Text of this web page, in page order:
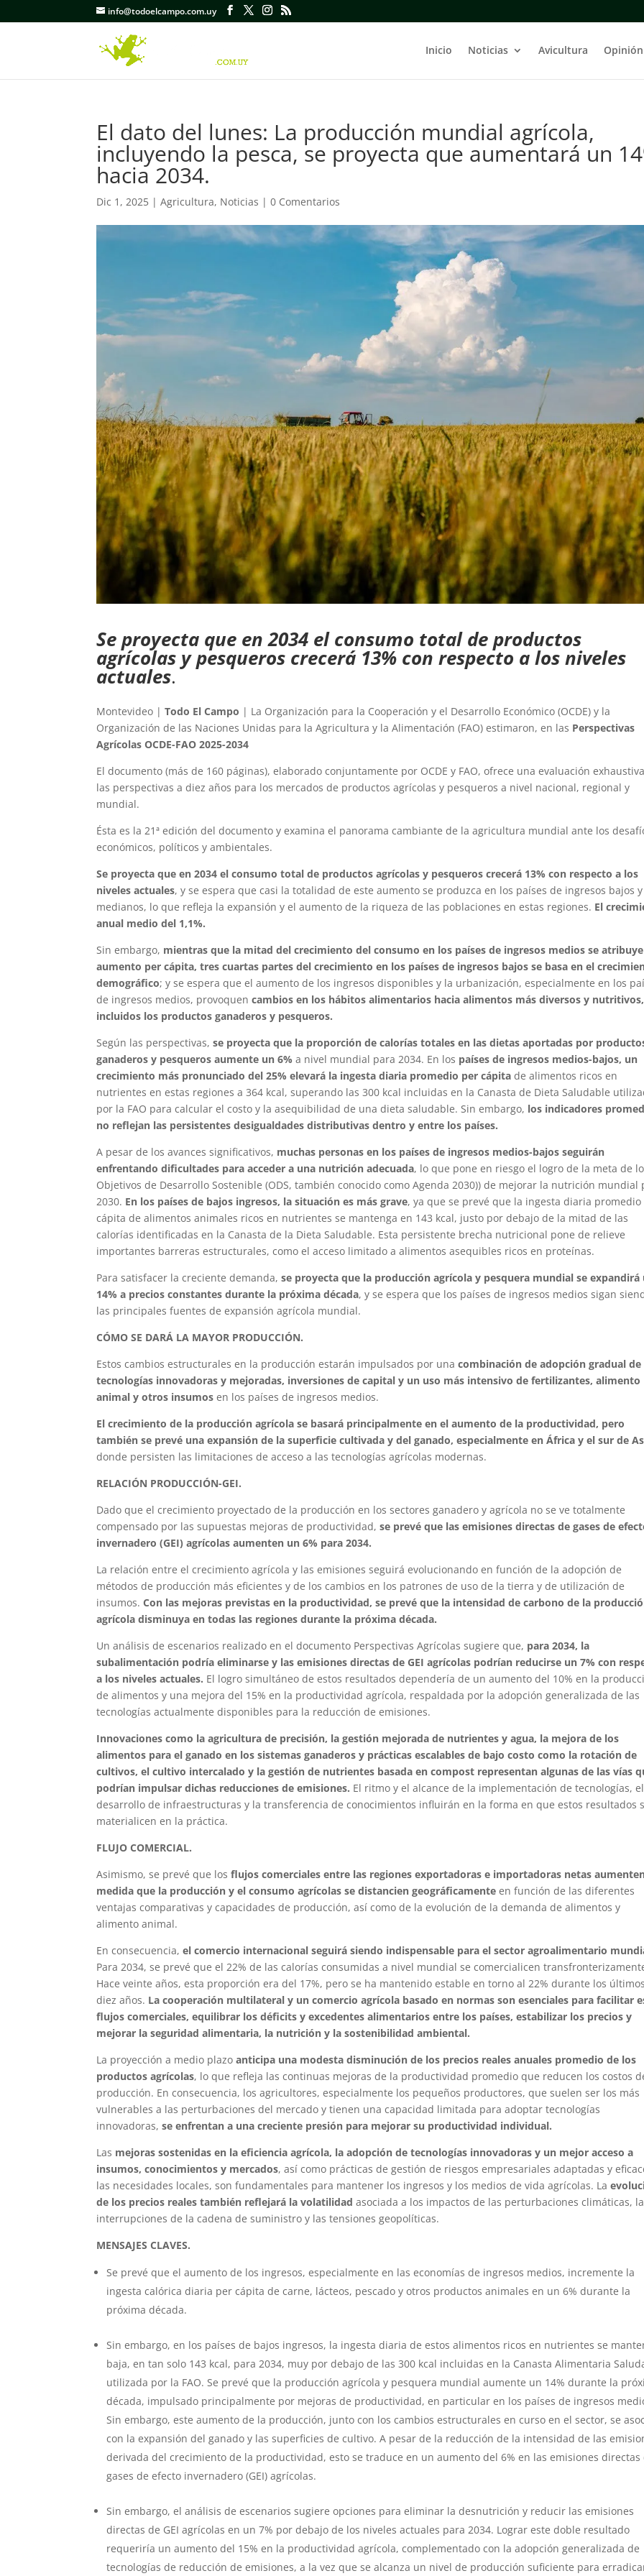
info@todoelcampo.com.uy
Inicio Noticias Avicultura Opinión
El dato del lunes: La producción mundial agrícola,
incluyendo la pesca, se proyecta que aumentará un
hacia 2034.
Dic 1, 2025 |Agricultura, Noticias |0 Comentarios
Se proyecta que en 2034 el consumo total de productos
agrícolas y pesqueros crecerá 13% con respecto a los niveles
actuales.
Montevideo |Todo El Campo | La Organización para la Cooperación y el Desarrollo Económico (OCDE) y la
Organización de las Naciones Unidas para la Agricultura y la Alimentación (FAO) estimaron, en las Perspectivas
Agrícolas OCDE-FAO 2025-2034
El documento (más de 160 páginas), elaborado conjuntamente por OCDE y FAO, ofrece una evaluación
las perspectivas a diez años para los mercados de productos agrícolas y pesqueros a nivel nacional, regional y
mundial.
Ésta es la 21ª edición del documento y examina el panorama cambiante de la agricultura mundial ante los
económicos, políticos y ambientales.
Se proyecta que en 2034 el consumo total de productos agrícolas y pesqueros crecerá 13% con respecto a los
niveles actuales, y se espera que casi la totalidad de este aumento se produzca en los países de ingresos bajos y
medianos, lo que refleja la expansión y el aumento de la riqueza de las poblaciones en estas regiones. El
anual medio del 1,1%.
Sin embargo, mientras que la mitad del crecimiento del consumo en los países de ingresos medios se
aumento per cápita, tres cuartas partes del crecimiento en los países de ingresos bajos se basa en el
demográfico; y se espera que el aumento de los ingresos disponibles y la urbanización, especialmente en los
de ingresos medios, provoquencambios en los hábitos alimentarios hacia alimentos más diversos y nutritivos,
incluidos los productos ganaderos y pesqueros.
Según las perspectivas,se proyecta que la proporción de calorías totales en las dietas aportadas por
ganaderos y pesqueros aumente un 6% a nivel mundial para 2034. En los países de ingresos medios-bajos, un
crecimiento más pronunciado del 25% elevará la ingesta diaria promedio per cápita de alimentos ricos en
nutrientes en estas regiones a 364 kcal, superando las 300 kcal incluidas en la Canasta de Dieta Saludable
por la FAO para calcular el costo y la asequibilidad de una dieta saludable. Sin embargo, los indicadores
no reflejan las persistentes desigualdades distributivas dentro y entre los países.
A pesar de los avances significativos, muchas personas en los países de ingresos medios-bajos seguirán
enfrentando dificultades para acceder a una nutrición adecuada, lo que pone en riesgo el logro de la meta de
Objetivos de Desarrollo Sostenible (ODS, también conocido como Agenda 2030)) de mejorar la nutrición mundial
2030. En los países de bajos ingresos, la situación es más grave, ya que se prevé que la ingesta diaria
cápita de alimentos animales ricos en nutrientes se mantenga en 143 kcal, justo por debajo de la mitad de las
calorías identificadas en la Canasta de la Dieta Saludable. Esta persistente brecha nutricional pone de relieve
importantes barreras estructurales, como el acceso limitado a alimentos asequibles ricos en proteínas.
Para satisfacer la creciente demanda,se proyecta que la producción agrícola y pesquera mundial se expandirá
14% a precios constantes durante la próxima década, y se espera que los países de ingresos medios sigan
las principales fuentes de expansión agrícola mundial.
CÓMO SE DARÁ LA MAYOR PRODUCCIÓN.
Estos cambios estructurales en la producción estarán impulsados ​​por unacombinación de adopción gradual de
tecnologías innovadoras y mejoradas, inversiones de capital y un uso más intensivo de fertilizantes, alimento
animal y otros insumos en los países de ingresos medios.
El crecimiento de la producción agrícola se basará principalmente en el aumento de la productividad, pero
también se prevé una expansión de la superficie cultivada y del ganado, especialmente en África y el sur de
donde persisten las limitaciones de acceso a las tecnologías agrícolas modernas.
RELACIÓN PRODUCCIÓN-GEI.
Dado que el crecimiento proyectado de la producción en los sectores ganadero y agrícola no se ve totalmente
compensado por las supuestas mejoras de productividad,se prevé que las emisiones directas de gases de
invernadero (GEI) agrícolas aumenten un 6% para 2034.
La relación entre el crecimiento agrícola y las emisiones seguirá evolucionando en función de la adopción de
métodos de producción más eficientes y de los cambios en los patrones de uso de la tierra y de utilización de
insumos.Con las mejoras previstas en la productividad, se prevé que la intensidad de carbono de la
agrícola disminuya en todas las regiones durante la próxima década.
Un análisis de escenarios realizado en el documento Perspectivas Agrícolas sugiere que, para 2034, la
subalimentación podría eliminarse y las emisiones directas de GEI agrícolas podrían reducirse un 7% con
a los niveles actuales. El logro simultáneo de estos resultados dependería de un aumento del 10% en la
de alimentos y una mejora del 15% en la productividad agrícola, respaldada por la adopción generalizada de las
tecnologías actualmente disponibles para la reducción de emisiones.
Innovaciones como la agricultura de precisión, la gestión mejorada de nutrientes y agua, la mejora de los
alimentos para el ganado en los sistemas ganaderos y prácticas escalables de bajo costo como la rotación de
cultivos, el cultivo intercalado y la gestión de nutrientes basada en compost representan algunas de las vías
podrían impulsar dichas reducciones de emisiones. El ritmo y el alcance de la implementación de tecnologías, el
desarrollo de infraestructuras y la transferencia de conocimientos influirán en la forma en que estos resultados
materialicen en la práctica.
FLUJO COMERCIAL.
Asimismo, se prevé que losflujos comerciales entre las regiones exportadoras e importadoras netas
medida que la producción y el consumo agrícolas se distancien geográficamente en función de las diferentes
ventajas comparativas y capacidades de producción, así como de la evolución de la demanda de alimentos y
alimento animal.
En consecuencia,el comercio internacional seguirá siendo indispensable para el sector agroalimentario
Para 2034, se prevé que el 22% de las calorías consumidas a nivel mundial se comercialicen
Hace veinte años, esta proporción era del 17%, pero se ha mantenido estable en torno al 22% durante los últimos
diez años. La cooperación multilateral y un comercio agrícola basado en normas son esenciales para facilitar
flujos comerciales, equilibrar los déficits y excedentes alimentarios entre los países, estabilizar los precios y
mejorar la seguridad alimentaria, la nutrición y la sostenibilidad ambiental.
La proyección a medio plazoanticipa una modesta disminución de los precios reales anuales promedio de los
productos agrícolas, lo que refleja las continuas mejoras de la productividad promedio que reducen los costos
producción. En consecuencia, los agricultores, especialmente los pequeños productores, que suelen ser los más
vulnerables a las perturbaciones del mercado y tienen una capacidad limitada para adoptar tecnologías
innovadoras,se enfrentan a una creciente presión para mejorar su productividad individual.
Las mejoras sostenidas en la eficiencia agrícola, la adopción de tecnologías innovadoras y un mejor acceso a
insumos, conocimientos y mercados, así como prácticas de gestión de riesgos empresariales adaptadas y
las necesidades locales, son fundamentales para mantener los ingresos y los medios de vida agrícolas. La
de los precios reales también reflejará la volatilidad asociada a los impactos de las perturbaciones climáticas,
interrupciones de la cadena de suministro y las tensiones geopolíticas.
MENSAJES CLAVES.
Se prevé que el aumento de los ingresos, especialmente en las economías de ingresos medios, incremente la
ingesta calórica diaria per cápita de carne, lácteos, pescado y otros productos animales en un 6% durante la
próxima década.
Sin embargo, en los países de bajos ingresos, la ingesta diaria de estos alimentos ricos en nutrientes se
baja, en tan solo 143 kcal, para 2034, muy por debajo de las 300 kcal incluidas en la Canasta Alimentaria
utilizada por la FAO. Se prevé que la producción agrícola y pesquera mundial aumente un 14% durante la
década, impulsado principalmente por mejoras de productividad, en particular en los países de ingresos
Sin embargo, este aumento de la producción, junto con los cambios estructurales en curso en el sector, se
con la expansión del ganado y las superficies de cultivo. A pesar de la reducción de la intensidad de las
derivada del crecimiento de la productividad, esto se traduce en un aumento del 6% en las emisiones directas
gases de efecto invernadero (GEI) agrícolas.
Sin embargo, el análisis de escenarios sugiere opciones para eliminar la desnutrición y reducir las emisiones
directas de GEI agrícolas en un 7% por debajo de los niveles actuales para 2034. Lograr este doble resultado
requeriría un aumento del 15% en la productividad agrícola, complementado con la adopción generalizada de
tecnologías de reducción de emisiones, a la vez que se alcanza un nivel de producción suficiente para